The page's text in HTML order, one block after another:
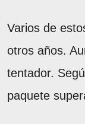
Varios de
otros años.
tentador.
paquete